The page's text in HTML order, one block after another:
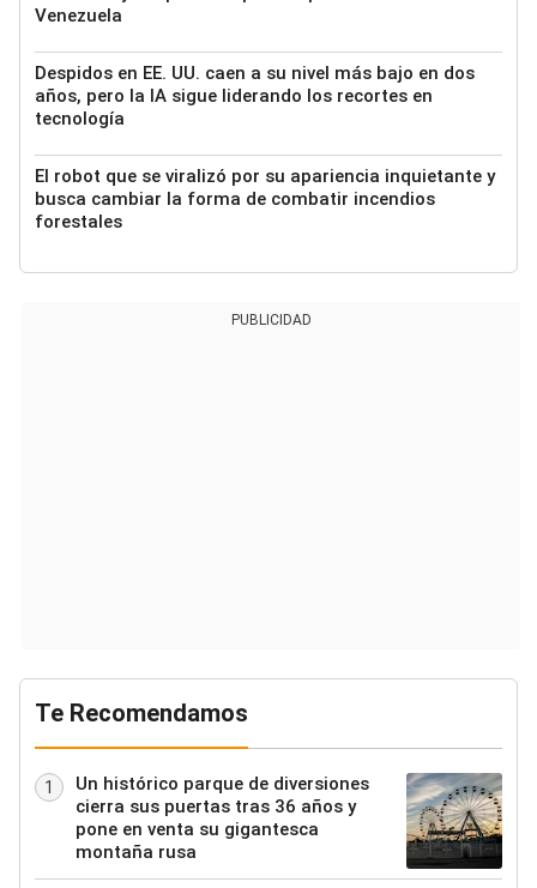
Venezuela
Despidos en EE. UU. caen a su nivel más bajo en dos
años, pero la IA sigue liderando los recortes en
tecnología
El robot que se viralizó por su apariencia inquietante y
busca cambiar la forma de combatir incendios
forestales
PUBLICIDAD
Te Recomendamos
1
Un histórico parque de diversiones
cierra sus puertas tras 36 años y
pone en venta su gigantesca
montaña rusa